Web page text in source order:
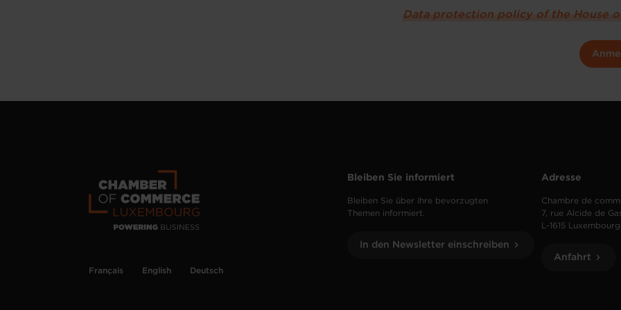
Data protection policy of the House
Français English Deutsch
Bleiben Sie informiert
Bleiben Sie über Ihre bevorzugten
Themen informiert.
In den Newsletter einschreiben
Adresse
Chambre de
7, rue Alcide de
L-1615
Anfahrt